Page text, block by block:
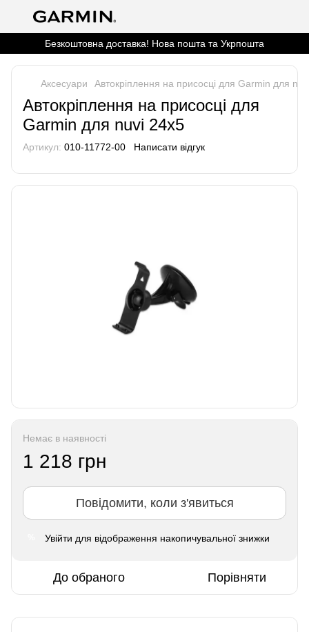
Безкоштовна доставка! Нова пошта та Укрпошта
Аксесуари Автокріплення на присосці для Garmin для
Автокріплення на присосці для
Garmin для nuvi 24x5
Артикул: 010-11772-00 Написати відгук
Немає в наявності
1 218 грн
Повідомити, коли з'явиться
Увійти для відображення накопичувальної знижки
До обраного Порівняти